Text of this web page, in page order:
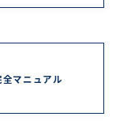
全マニュアル